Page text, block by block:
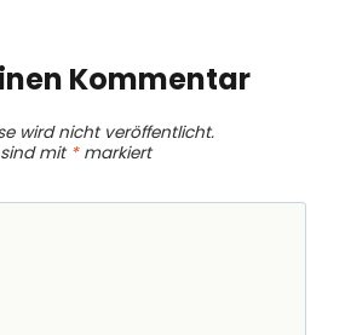
Kommentar
wird nicht veröffentlicht.
sind mit *markiert